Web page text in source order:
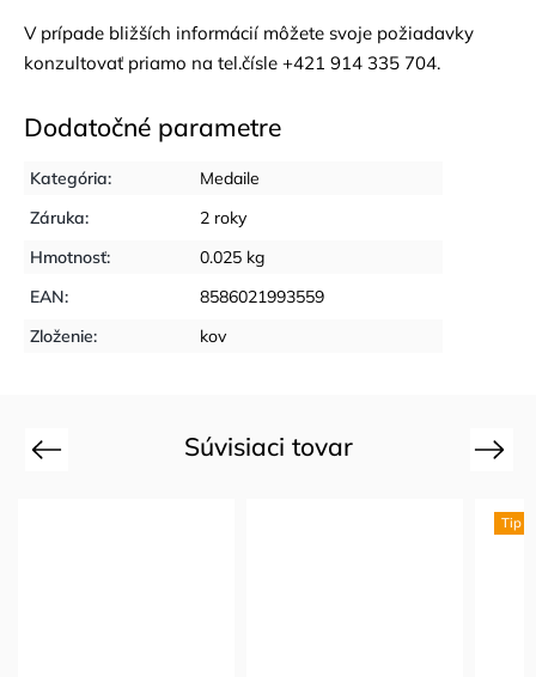
V prípade bližších informácií môžete svoje požiadavky
konzultovať priamo na tel.čísle +421 914 335 704.
Dodatočné parametre
Kategória:
Medaile
Záruka:
2 roky
Hmotnosť:
0.025 kg
EAN:
8586021993559
Zloženie: kov
Súvisiaci tovar
Previous
Tip
Next